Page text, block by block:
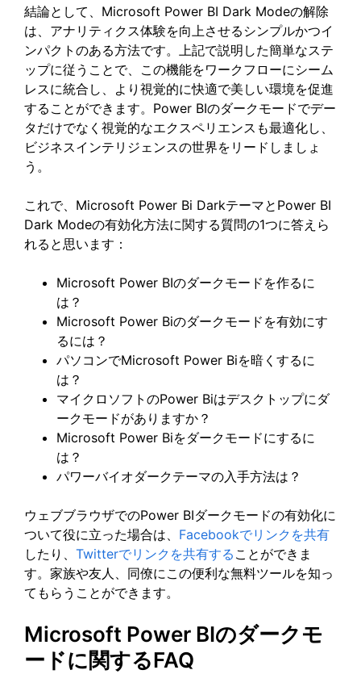
結論として、Microsoft Power BI Dark Modeの解除
は、アナリティクス体験を向上させるシンプルかつイ
ンパクトのある方法です。上記で説明した簡単なステ
ップに従うことで、この機能をワークフローにシーム
レスに統合し、より視覚的に快適で美しい環境を促進
することができます。Power BIのダークモードでデー
タだけでなく視覚的なエクスペリエンスも最適化し、
ビジネスインテリジェンスの世界をリードしましょ
う。
これで、Microsoft Power Bi DarkテーマとPower BI
Dark Modeの有効化方法に関する質問の1つに答えら
れると思います：
Microsoft Power BIのダークモードを作るに
は？
Microsoft Power Biのダークモードを有効にす
るには？
パソコンでMicrosoft Power Biを暗くするに
は？
マイクロソフトのPower Biはデスクトップにダ
ークモードがありますか？
Microsoft Power Biをダークモードにするに
は？
パワーバイオダークテーマの入手方法は？
ウェブブラウザでのPower BIダークモードの有効化に
ついて役に立った場合は、 Facebookでリンクを共有
したり、 Twitterでリンクを共有する ことができま
す。家族や友人、同僚にこの便利な無料ツールを知っ
てもらうことができます。
Microsoft Power BIのダークモ
ードに関するFAQ